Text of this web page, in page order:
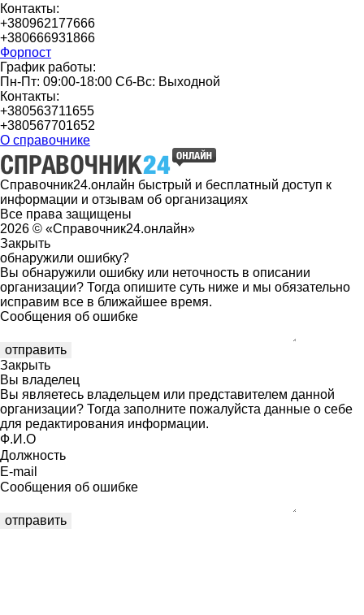
Контакты:
+380962177666
+380666931866
Форпост
График работы:
Пн-Пт: 09:00-18:00 Сб-Вс: Выходной
Контакты:
+380563711655
+380567701652
О справочнике
Справочник24.онлайн быстрый и бесплатный доступ к
информации и отзывам об организациях
Все права защищены
2026 © «Справочник24.онлайн»
Закрыть
обнаружили ошибку?
Вы обнаружили ошибку или неточность в описании
организации? Тогда опишите суть ниже и мы обязательно
исправим все в ближайшее время.
Сообщения об ошибке
Закрыть
Вы владелец
Вы являетесь владельцем или представителем данной
организации? Тогда заполните пожалуйста данные о себе
для редактирования информации.
Ф.И.О
Должность
E-mail
Сообщения об ошибке